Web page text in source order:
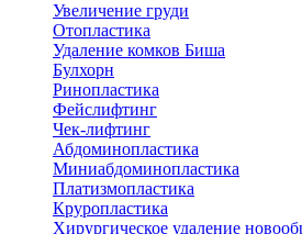
Увеличение груди
Отопластика
Удаление комков Биша
Булхорн
Ринопластика
Фейслифтинг
Чек-лифтинг
Абдоминопластика
Миниабдоминопластика
Платизмопластика
Круропластика
Хирургическое удаление